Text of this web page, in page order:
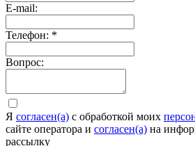
E-mail:
Телефон: *
Вопрос:
Я согласен(а) c обработкой моих
сайте оператора и согласен(а) на
рассылку